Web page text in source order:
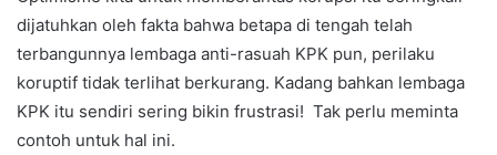
dijatuhkan oleh fakta bahwa betapa di tengah telah
terbangunnya lembaga anti-rasuah KPK pun, perilaku
koruptif tidak terlihat berkurang. Kadang bahkan lembaga
KPK itu sendiri sering bikin frustrasi! Tak perlu meminta
contoh untuk hal ini.